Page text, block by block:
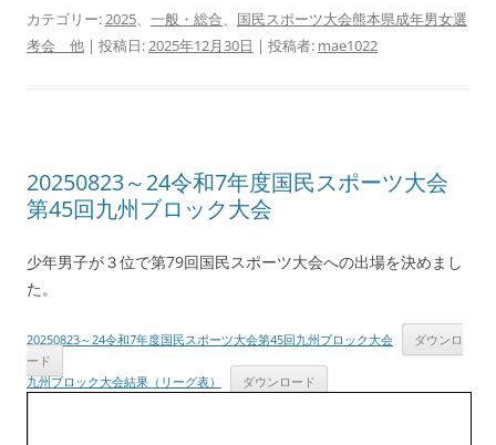
カテゴリー: 2025 一般・総合
国民スポーツ大会熊本県成年男女選
考会 他 | 投稿日: 2025年12月30日 | 投稿者: mae1022
20250823～24令和7年度国民スポーツ大会
第45回九州ブロック大会
少年男子が３位で第79回国民スポーツ大会への出場を決めまし
た。
20250823～24令和7年度国民スポーツ大会第45回九州ブロック大会
ダウンロ
ード
九州ブロック大会結果（リーグ表）
ダウンロード